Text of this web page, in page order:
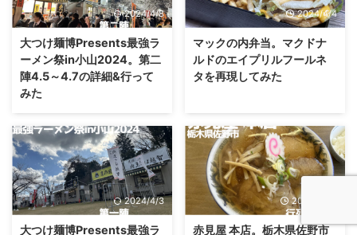
2024/4/8
大つけ麺博Presents最強ラ
ーメン祭in小山2024。第二
陣4.5～4.7の詳細&行って
みた
2024/4/4
マックの内弁当。マクドナ
ルドのエイプリルフールネ
タを再現してみた
2024/4/3
大つけ麺博Presents最強ラ
2024/3/26
赤見屋 本店。栃木県佐野市